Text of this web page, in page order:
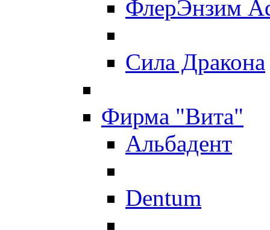
ФлерЭнзим
Сила Дракона
Фирма "Вита"
Альбадент
Dentum